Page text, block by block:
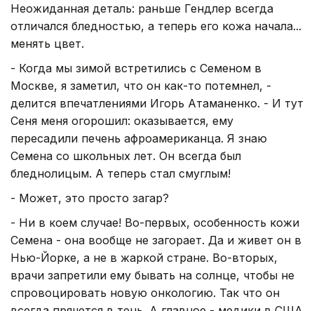
Неожиданная деталь: раньше Гендлер всегда
отличался бледностью, а теперь его кожа начала...
менять цвет.
- Когда мы зимой встретились с Семеном в
Москве, я заметил, что он как-то потемнел, -
делится впечатлениями Игорь Атаманенко. - И тут
Сеня меня огорошил: оказывается, ему
пересадили печень афроамериканца. Я знаю
Семена со школьных лет. Он всегда был
бледнолицым. А теперь стал смуглым!
- Может, это просто загар?
- Ни в коем случае! Во-первых, особенность кожи
Семена - она вообще не загорает. Да и живет он в
Нью-Йорке, а не в жаркой стране. Во-вторых,
врачи запретили ему бывать на солнце, чтобы не
спровоцировать новую онкологию. Так что он